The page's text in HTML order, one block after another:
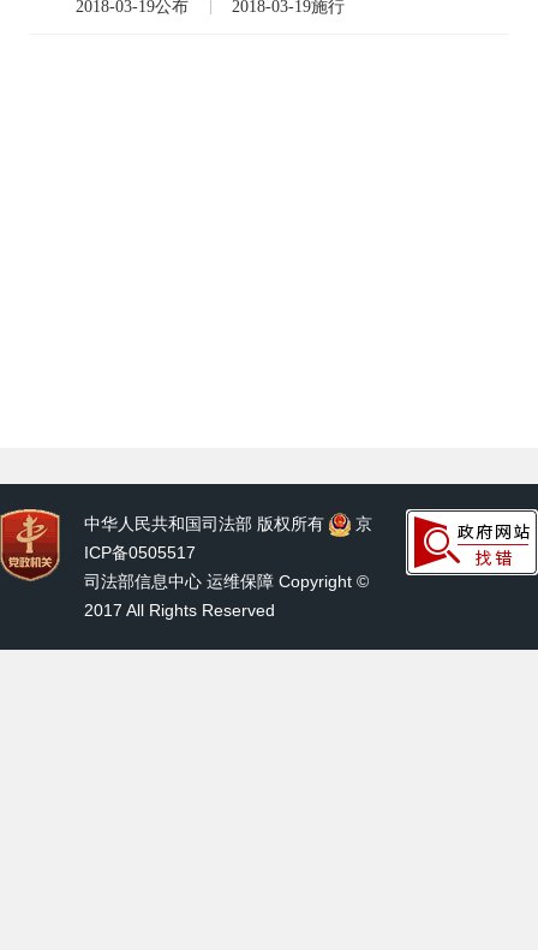
2018-03-19公布 2018-03-19施行
中华人民共和国司法部 版权所有
京
ICP备0505517
司法部信息中心 运维保障 Copyright ©
2017 All Rights Reserved